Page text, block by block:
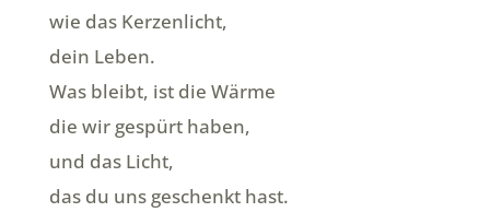
wie das Kerzenlicht,
dein Leben.
Was bleibt, ist die Wärme
die wir gespürt haben,
und das Licht,
das du uns geschenkt hast.